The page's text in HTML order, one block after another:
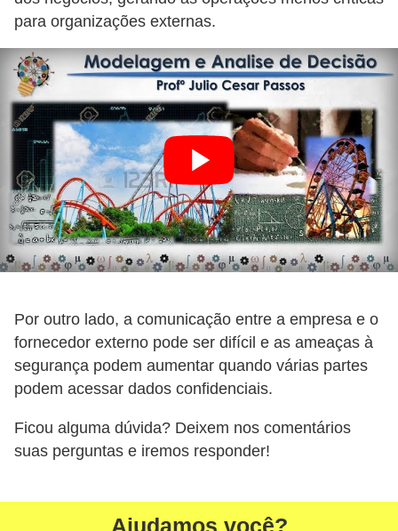
para organizações externas.
Por outro lado, a comunicação entre a empresa e o
fornecedor externo pode ser difícil e as ameaças à
segurança podem aumentar quando várias partes
podem acessar dados confidenciais.
Ficou alguma dúvida? Deixem nos comentários
suas perguntas e iremos responder!
Ajudamos você?
t
w
a
r
e
d
e
c
o
n
r
o
l
e
d
e
o